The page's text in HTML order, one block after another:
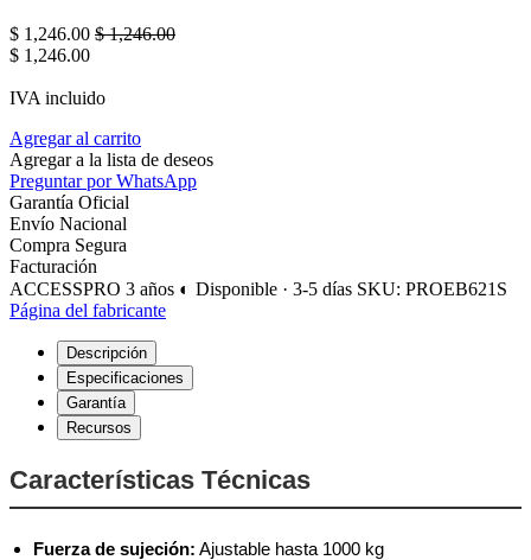
$ 1,246.00 $1,246.00
$ 1,246.00
IVA incluido
Agregar al carrito
Agregar a la lista de deseos
Preguntar por WhatsApp
Garantía Oficial
Envío Nacional
Compra Segura
Facturación
ACCESSPRO 3 años ◐ Disponible · 3-5 días SKU: PROEB621S
Página del fabricante
Descripción
Especificaciones
Garantía
Recursos
Características Técnicas
Fuerza de sujeción: Ajustable hasta 1000 kg